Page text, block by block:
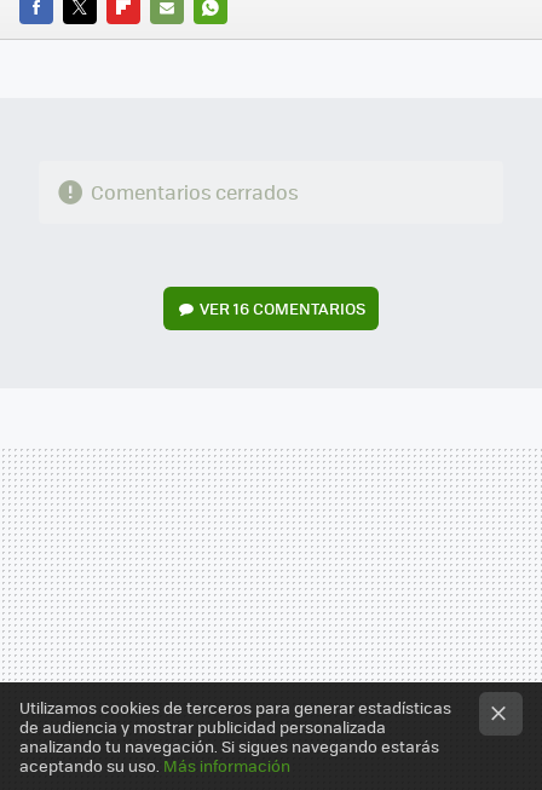
FACEBOOK
TWITTERFLIPBOARD
E-
WHATSAPP
Comentarios cerrados
VER16 COMENTARIOS
Utilizamos cookies de terceros para generar estadísticas
de audiencia y mostrar publicidad personalizada
analizando tu navegación. Si sigues navegando estarás
aceptando su uso. Más información